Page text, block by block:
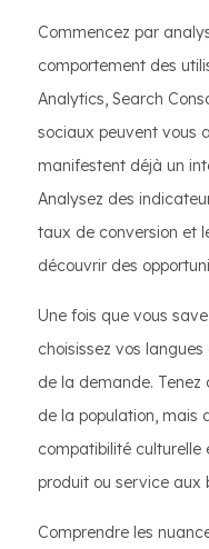
Commencez par
comportement des
Analytics, Search
sociaux peuvent vous
manifestent déjà un
Analysez des
taux de conversion et
découvrir des
Une fois que vous
choisissez vos
de la demande.
de la population, mais
compatibilité
produit ou service aux
Comprendre les